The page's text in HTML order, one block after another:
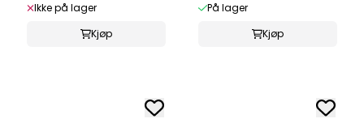
Ikke på lager
Kjøp
På lager
Kjøp